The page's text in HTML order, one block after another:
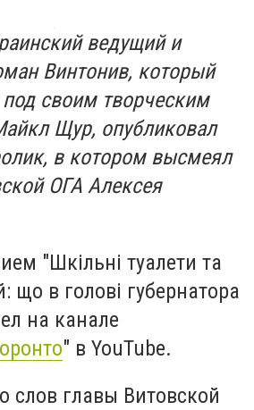
ведущий и
Винтонив, который
под своим творческим
Щур, опубликовал
в котором высмеял
ОГА Алексея
"Шкільні туалети та
що в голові губернатора
на канале
" в YouTube.
слов главы Витовской